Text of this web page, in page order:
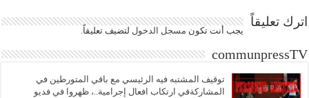
اترك تعليقاً
يجب أنت تكون مسجل الدخول لتضيف تعليقاً.
communpressTV
توقيف المشتبه فيه الرئيسي مع باقي المتورطين في
المشاركةفي ارتكاب افعال إجرامية..، ظهروا في فديو